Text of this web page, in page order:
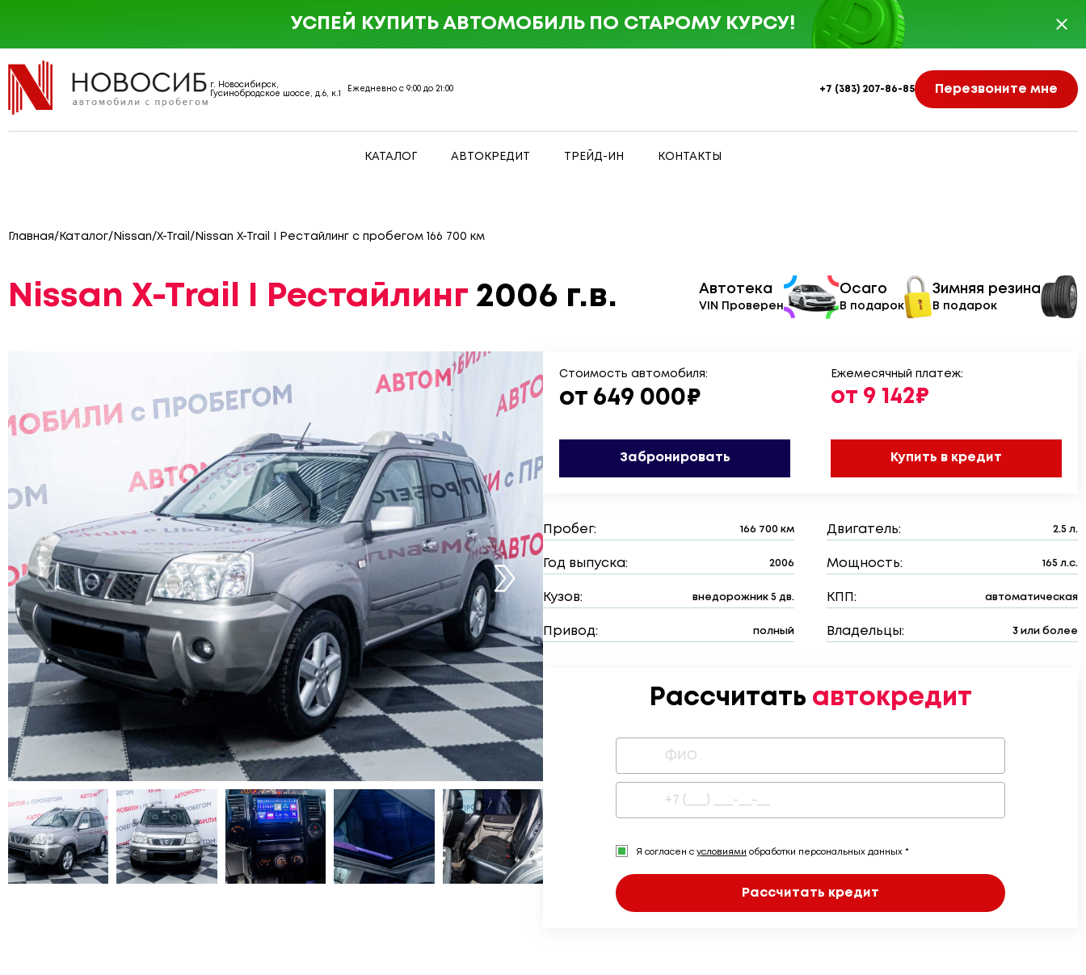
г. Новосибирск,
Гусинобродское шоссе, д.6, к.1
Ежедневно с 9:00 до 21:00 +7 (383) 207-86-85 Перезвоните мне
КАТАЛОГ АВТОКРЕДИТ ТРЕЙД-ИН КОНТАКТЫ
УСПЕЙ КУПИТЬ АВТОМОБИЛЬ ПО СТАРОМУ КУРСУ!
Главная/ Каталог/ Nissan/X-Trail / Nissan X-Trail I Рестайлинг с пробегом 166 700 км
Nissan X-Trail I Рестайлинг 2006 г.в. Автотека
VIN Проверен
Осаго
В подарок
Зимняя резина
В подарок
Стоимость автомобиля:
от 649 000₽
Забронировать
Ежемесячный платеж:
от 9 142₽
Купить в кредит
Пробег: 166 700 км Двигатель: 2.5 л.
Год выпуска: 2006 Мощность: 165 л.с.
Кузов: внедорожник 5 дв. КПП: автоматическая
Привод: полный Владельцы: 3 или более
Рассчитать автокредит
Я согласен с условиями обработки персональных данных *
Рассчитать кредит